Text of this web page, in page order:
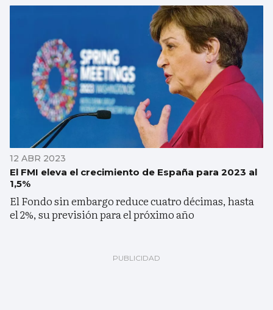
12 ABR 2023
El FMI eleva el crecimiento de España para 2023 al
1,5%
El Fondo sin embargo reduce cuatro décimas, hasta
el 2%, su previsión para el próximo año